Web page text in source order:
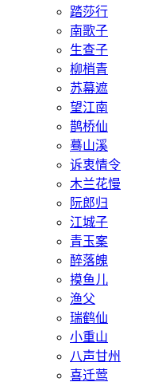
踏莎行
南歌子
生查子
柳梢青
苏幕遮
望江南
鹊桥仙
蓦山溪
诉衷情令
木兰花慢
阮郎归
江城子
青玉案
醉落魄
摸鱼儿
渔父
瑞鹤仙
小重山
八声甘州
喜迁莺